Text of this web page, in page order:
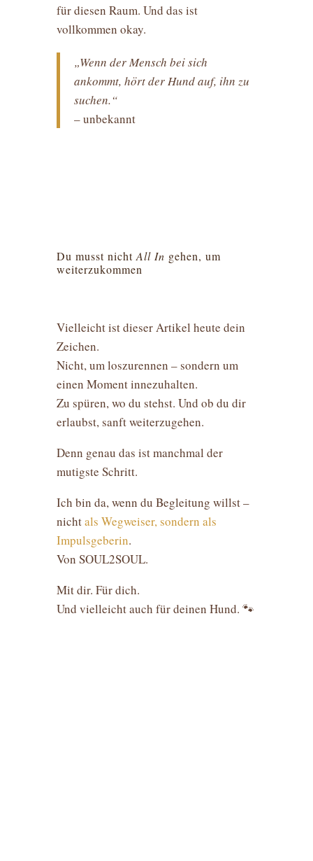
für diesen Raum. Und das ist
vollkommen okay.
„Wenn der Mensch bei sich
ankommt, hört der Hund auf, ihn zu
suchen.“
– unbekannt
Du musst nicht All In gehen, um
weiterzukommen
Vielleicht ist dieser Artikel heute dein
Zeichen.
Nicht, um loszurennen – sondern um
einen Moment innezuhalten.
Zu spüren, wo du stehst. Und ob du dir
erlaubst, sanft weiterzugehen.
Denn genau das ist manchmal der
mutigste Schritt.
Ich bin da, wenn du Begleitung willst –
nichtals Wegweiser, sondern als
Impulsgeberin.
Von SOUL2SOUL.
Mit dir. Für dich.
Und vielleicht auch für deinen Hund. 🐾